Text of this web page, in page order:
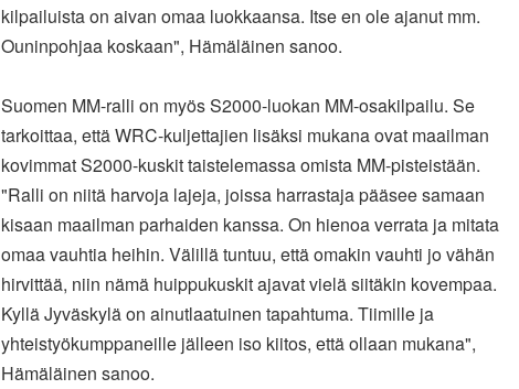
kilpailuista on aivan omaa luokkaansa. Itse en ole ajanut mm.
Ouninpohjaa koskaan", Hämäläinen sanoo.
Suomen MM-ralli on myös S2000-luokan MM-osakilpailu. Se
tarkoittaa, että WRC-kuljettajien lisäksi mukana ovat maailman
kovimmat S2000-kuskit taistelemassa omista MM-pisteistään.
"Ralli on niitä harvoja lajeja, joissa harrastaja pääsee samaan
kisaan maailman parhaiden kanssa. On hienoa verrata ja mitata
omaa vauhtia heihin. Välillä tuntuu, että omakin vauhti jo vähän
hirvittää, niin nämä huippukuskit ajavat vielä siitäkin kovempaa.
Kyllä Jyväskylä on ainutlaatuinen tapahtuma. Tiimille ja
yhteistyökumppaneille jälleen iso kiitos, että ollaan mukana",
Hämäläinen sanoo.